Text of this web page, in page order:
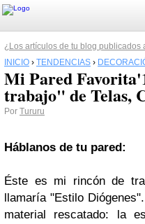
¿Los artículos de tu blog publicados
INICIO › TENDENCIAS ›
Mi Pared
trabajo" de Telas,
Por Tururu
Háblanos de tu pared:
Éste es mi rincón de
llamaría "Estilo
material rescatado: la